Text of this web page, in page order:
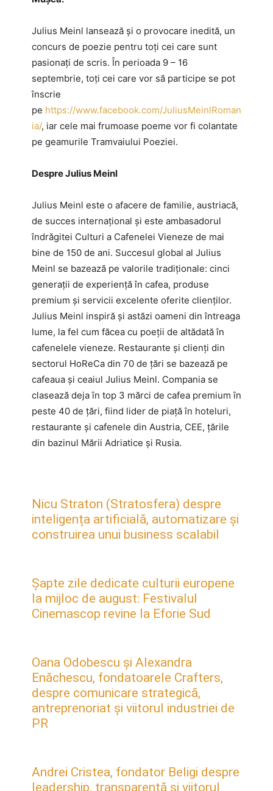
Julius Meinl lansează și o provocare inedită, un
concurs de poezie pentru toți cei care sunt
pasionați de scris. În perioada 9 – 16
septembrie, toți cei care vor să participe se pot
înscrie
pe https://www.facebook.com/JuliusMeinlRoman
ia/, iar cele mai frumoase poeme vor fi colantate
pe geamurile Tramvaiului Poeziei.
Despre Julius Meinl
Julius Meinl este o afacere de familie, austriacă,
de succes internațional și este ambasadorul
îndrăgitei Culturi a Cafenelei Vieneze de mai
bine de 150 de ani. Succesul global al Julius
Meinl se bazează pe valorile tradiționale: cinci
generații de experiență în cafea, produse
premium și servicii excelente oferite clienților.
Julius Meinl inspiră și astăzi oameni din întreaga
lume, la fel cum făcea cu poeții de altădată în
cafenelele vieneze. Restaurante și clienți din
sectorul HoReCa din 70 de țări se bazează pe
cafeaua și ceaiul Julius Meinl. Compania se
clasează deja în top 3 mărci de cafea premium în
peste 40 de țări, fiind lider de piață în hoteluri,
restaurante și cafenele din Austria, CEE, țările
din bazinul Mării Adriatice și Rusia.
Nicu Straton (Stratosfera) despre
inteligența artificială, automatizare și
construirea unui business scalabil
Șapte zile dedicate culturii europene
la mijloc de august: Festivalul
Cinemascop revine la Eforie Sud
Oana Odobescu și Alexandra
Enăchescu, fondatoarele Crafters,
despre comunicare strategică,
antreprenoriat și viitorul industriei de
PR
Andrei Cristea, fondator Beligi despre
leadership, transparență și viitorul